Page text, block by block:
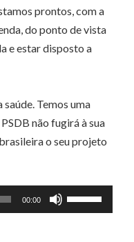
prontos, com a
do ponto de vista
e estar disposto a
Temos uma
não fugirá à sua
o seu projeto
00:00
Use
as